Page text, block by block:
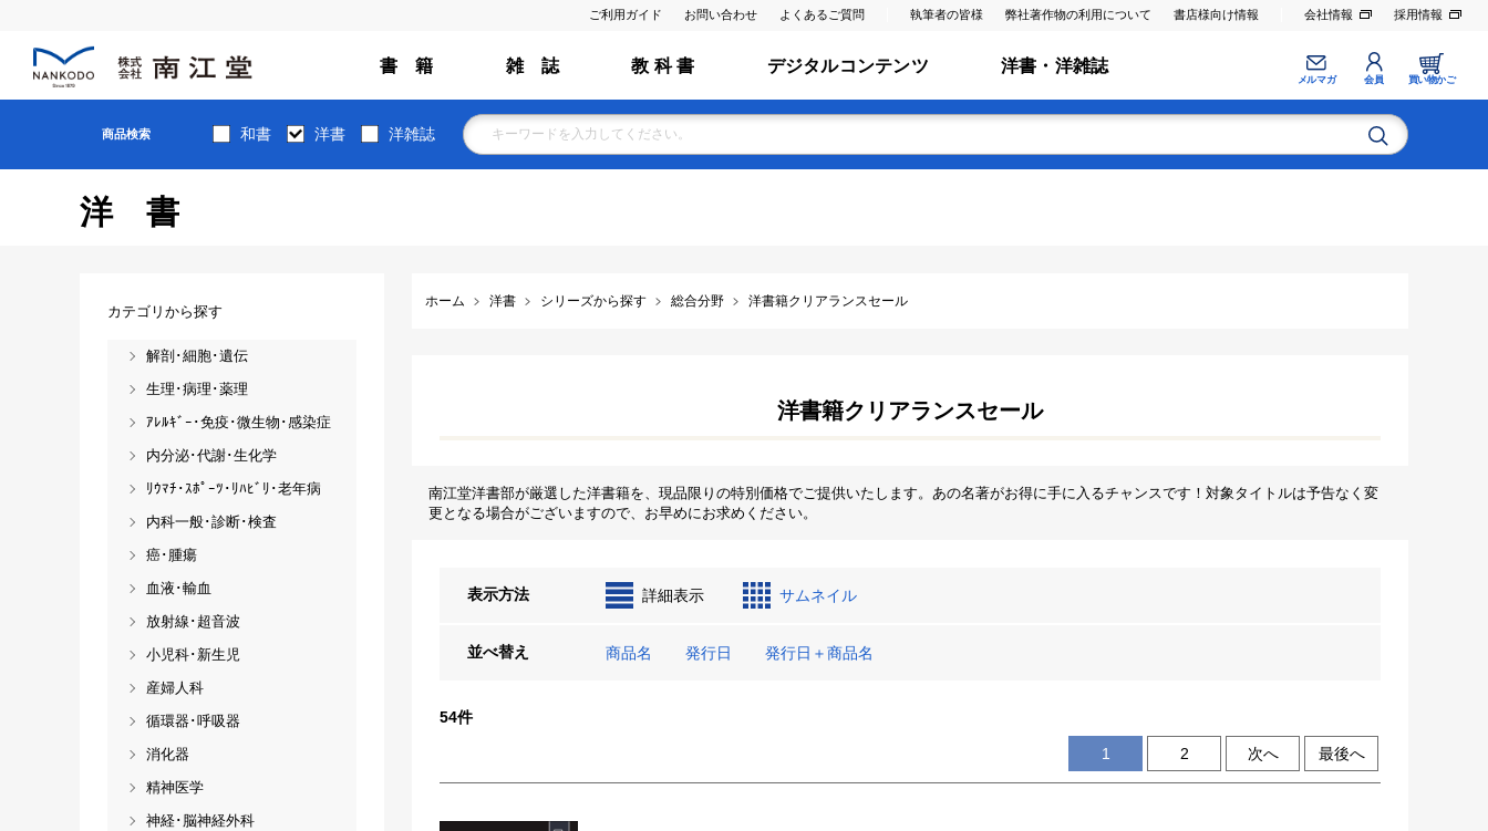
ご利用ガイド お問い合わせ よくあるご質問 執筆者の皆様 弊社著作物の利用について 書店様向け情報 会社情報 採用情報
書 籍 雑 誌 教 科 書 デジタルコンテンツ 洋書・洋雑誌
メルマガ 会員 買い物かご
商品検索 和書 洋書 洋雑誌
洋書
ホーム 洋書 シリーズから探す 総合分野 洋書籍クリアランスセール
洋書籍クリアランスセール
南江堂洋書部が厳選した洋書籍を、現品限りの特別価格でご提供いたします。あの名著がお得に手に入るチャンスです！対象タイトルは予告なく変
更となる場合がございますので、お早めにお求めください。
表示方法 詳細表示 サムネイル
並べ替え 商品名 発行日 発行日＋商品名
54件
1 2 次へ 最後へ
カテゴリから探す
解剖･細胞･遺伝
生理･病理･薬理
ｱﾚﾙｷﾞｰ･免疫･微生物･感染症
内分泌･代謝･生化学
ﾘｳﾏﾁ･ｽﾎﾟｰﾂ･ﾘﾊﾋﾞﾘ･老年病
内科一般･診断･検査
癌･腫瘍
血液･輸血
放射線･超音波
小児科･新生児
産婦人科
循環器･呼吸器
消化器
精神医学
神経･脳神経外科